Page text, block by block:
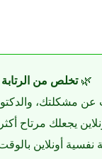
🌿تخلص من
عن مشكلتك،
يجعلك مرتاح
نفسية أونلاين